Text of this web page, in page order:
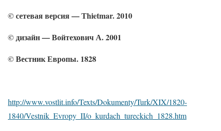
© сетевая версия — Тhietmar. 2010
© дизайн — Войтехович А. 2001
© Вестник Европы. 1828
http://www.vostlit.info/Texts/Dokumenty/Turk/XIX/1820-
1840/Vestnik_Evropy_II/o_kurdach_tureckich_1828.htm